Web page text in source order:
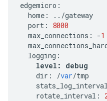
edgemicro :
home : ../gateway
port :
8000
max_connections : -1
logging :
level :
debug
dir : /var/tmp
stats_log_interval
rotate_interval :